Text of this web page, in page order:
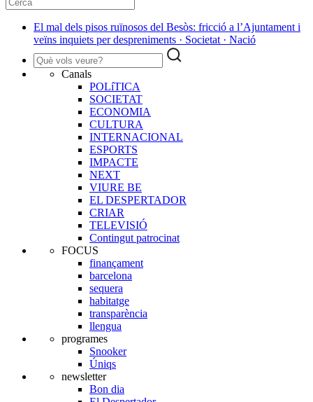
El mal dels pisos ruïnosos del Besòs: fricció a l’Ajuntament i
veïns inquiets per despreniments · Societat · Nació
Canals
POLíTICA
SOCIETAT
ECONOMIA
CULTURA
INTERNACIONAL
ESPORTS
IMPACTE
NEXT
VIURE BE
EL DESPERTADOR
CRIAR
TELEVISIÓ
Contingut patrocinat
FOCUS
finançament
barcelona
sequera
habitatge
transparència
llengua
programes
Snooker
Úniqs
newsletter
Bon dia